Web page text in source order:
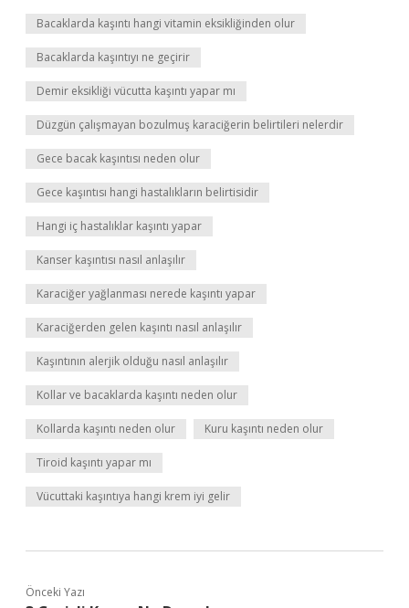
Bacaklarda kaşıntı hangi vitamin eksikliğinden olur
Bacaklarda kaşıntıyı ne geçirir
Demir eksikliği vücutta kaşıntı yapar mı
Düzgün çalışmayan bozulmuş karaciğerin belirtileri nelerdir
Gece bacak kaşıntısı neden olur
Gece kaşıntısı hangi hastalıkların belirtisidir
Hangi iç hastalıklar kaşıntı yapar
Kanser kaşıntısı nasıl anlaşılır
Karaciğer yağlanması nerede kaşıntı yapar
Karaciğerden gelen kaşıntı nasıl anlaşılır
Kaşıntının alerjik olduğu nasıl anlaşılır
Kollar ve bacaklarda kaşıntı neden olur
Kollarda kaşıntı neden olur Kuru kaşıntı neden olur
Tiroid kaşıntı yapar mı
Vücuttaki kaşıntıya hangi krem iyi gelir
Önceki Yazı